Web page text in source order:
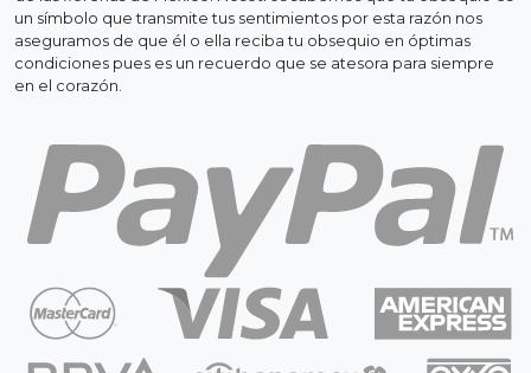
un símbolo que transmite tus sentimientos por esta razón nos
aseguramos de que él o ella reciba tu obsequio en óptimas
condiciones pues es un recuerdo que se atesora para siempre
en el corazón.